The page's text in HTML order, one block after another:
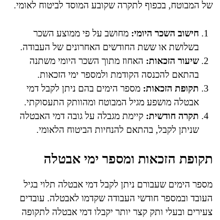
של המבוטח, בכפוף לתקרה שקובע המוסד לביטוח לאומי.
חישוב השכר היומי: מחושב על פי ממוצע השכר
בשלושת או ששת החודשים האחרונים של העבודה.
שיעור הזכאות: האחוז מתוך השכר היומי משתנה
בהתאם להכנסה הקודמת ולמספר ימי הזכאות.
תקופת הזכאות: מספר הימים בהם ניתן לקבל דמי
אבטלה מושפע מגיל המבוטח ומהוותק התעסוקתי.
תקרה חודשית: קיימת מגבלה על גובה דמי האבטלה
שניתן לקבל, בהתאם להנחיות הביטוח הלאומי.
תקופת הזכאות ומספר ימי אבטלה
מספר הימים שעבורם ניתן לקבל דמי אבטלה תלוי בגיל
העובד ובמספר חודשי העבודה שקדמו לאבטלה. עובדים
צעירים ובעלי ותק קצר יותר יקבלו דמי אבטלה לתקופה